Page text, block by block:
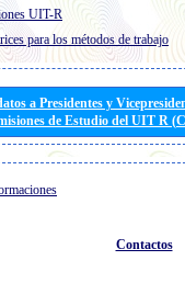
UIT-R
para los métodos de trabajo
a Presidentes y
de Estudio del UIT R
Contactos